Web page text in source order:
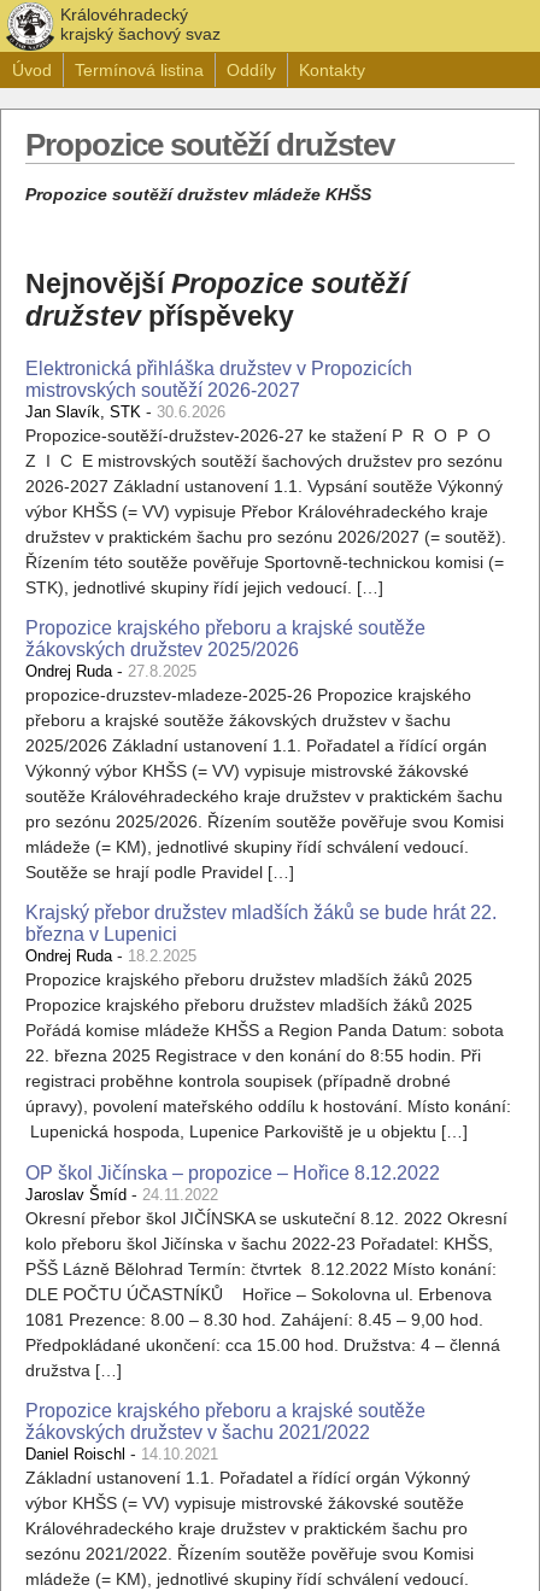
Královéhradecký
krajský šachový svaz
Úvod
Termínová listina Oddíly Kontakty
Propozice soutěží družstev
Propozice soutěží družstev mládeže KHŠS
NejnovějšíPropozice soutěží
družstevpříspěveky
Elektronická přihláška družstev v Propozicích
mistrovských soutěží 2026-2027
Jan Slavík, STK - 30.6.2026
Propozice-soutěží-družstev-2026-27 ke stažení P R O P O
Z I C E mistrovských soutěží šachových družstev pro sezónu
2026-2027 Základní ustanovení 1.1. Vypsání soutěže Výkonný
výbor KHŠS (= VV) vypisuje Přebor Královéhradeckého kraje
družstev v praktickém šachu pro sezónu 2026/2027 (= soutěž).
Řízením této soutěže pověřuje Sportovně-technickou komisi (=
STK), jednotlivé skupiny řídí jejich vedoucí. […]
Propozice krajského přeboru a krajské soutěže
žákovských družstev 2025/2026
Ondrej Ruda - 27.8.2025
propozice-druzstev-mladeze-2025-26 Propozice krajského
přeboru a krajské soutěže žákovských družstev v šachu
2025/2026 Základní ustanovení 1.1. Pořadatel a řídící orgán
Výkonný výbor KHŠS (= VV) vypisuje mistrovské žákovské
soutěže Královéhradeckého kraje družstev v praktickém šachu
pro sezónu 2025/2026. Řízením soutěže pověřuje svou Komisi
mládeže (= KM), jednotlivé skupiny řídí schválení vedoucí.
Soutěže se hrají podle Pravidel […]
Krajský přebor družstev mladších žáků se bude hrát 22.
března v Lupenici
Ondrej Ruda- 18.2.2025
Propozice krajského přeboru družstev mladších žáků 2025
Propozice krajského přeboru družstev mladších žáků 2025
Pořádá komise mládeže KHŠS a Region Panda Datum: sobota
22. března 2025 Registrace v den konání do 8:55 hodin. Při
registraci proběhne kontrola soupisek (případně drobné
úpravy), povolení mateřského oddílu k hostování. Místo konání:
Lupenická hospoda, Lupenice Parkoviště je u objektu […]
OP škol Jičínska – propozice – Hořice 8.12.2022
Jaroslav Šmíd - 24.11.2022
Okresní přebor škol JIČÍNSKA se uskuteční 8.12. 2022 Okresní
kolo přeboru škol Jičínska v šachu 2022-23 Pořadatel: KHŠS,
PŠŠ Lázně Bělohrad Termín: čtvrtek 8.12.2022 Místo konání:
DLE POČTU ÚČASTNÍKŮ Hořice – Sokolovna ul. Erbenova
1081 Prezence: 8.00 – 8.30 hod. Zahájení: 8.45 – 9,00 hod.
Předpokládané ukončení: cca 15.00 hod. Družstva: 4 – členná
družstva […]
Propozice krajského přeboru a krajské soutěže
žákovských družstev v šachu 2021/2022
Daniel Roischl - 14.10.2021
Základní ustanovení 1.1. Pořadatel a řídící orgán Výkonný
výbor KHŠS (= VV) vypisuje mistrovské žákovské soutěže
Královéhradeckého kraje družstev v praktickém šachu pro
sezónu 2021/2022. Řízením soutěže pověřuje svou Komisi
mládeže (= KM), jednotlivé skupiny řídí schválení vedoucí.